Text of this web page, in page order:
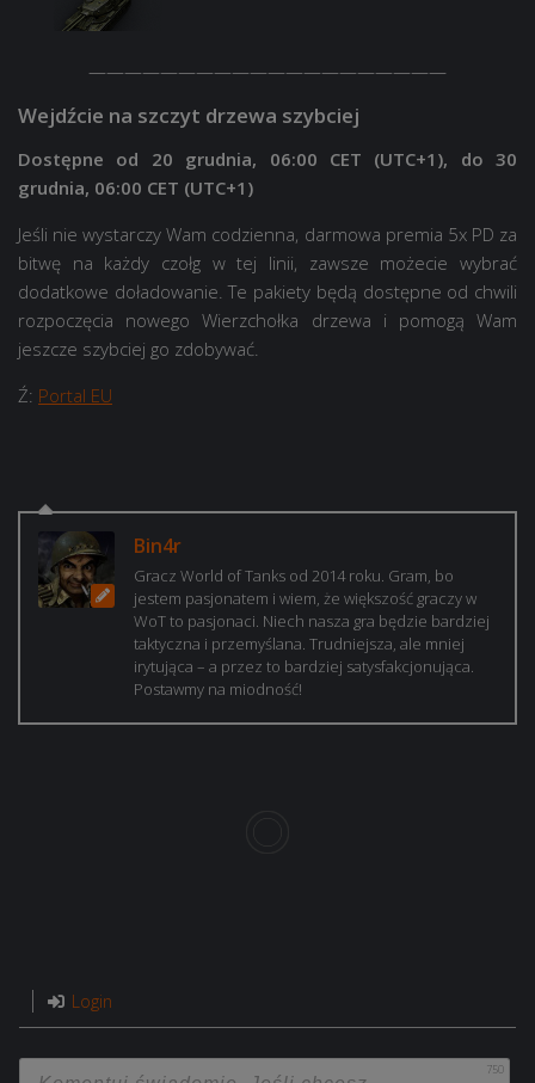
————————————————————
Wejdźcie na szczyt drzewa szybciej
Dostępne od 20 grudnia, 06:00 CET (UTC+1), do 30
grudnia, 06:00 CET (UTC+1)
Jeśli nie wystarczy Wam codzienna, darmowa premia 5x PD za
bitwę na każdy czołg w tej linii, zawsze możecie wybrać
dodatkowe doładowanie. Te pakiety będą dostępne od chwili
rozpoczęcia nowego Wierzchołka drzewa i pomogą Wam
jeszcze szybciej go zdobywać.
Ź: Portal EU
Bin4r
Gracz World of Tanks od 2014 roku. Gram, bo
jestem pasjonatem i wiem, że większość graczy w
WoT to pasjonaci. Niech nasza gra będzie bardziej
taktyczna i przemyślana. Trudniejsza, ale mniej
irytująca – a przez to bardziej satysfakcjonująca.
Postawmy na miodność!
Login
750